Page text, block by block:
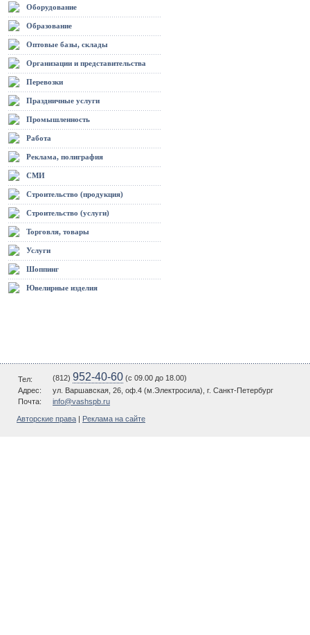
Оборудование
Образование
Оптовые базы, склады
Организации и представительства
Перевозки
Праздничные услуги
Промышленность
Работа
Реклама, полиграфия
СМИ
Строительство (продукция)
Строительство (услуги)
Торговля, товары
Услуги
Шоппинг
Ювелирные изделия
Тел: (812) 952-40-60 (c 09.00 до 18.00)
Адрес:
ул. Варшавская, 26, оф.4 (м.Электросила), г. Санкт-Петербург
Почта:
info@vashspb.ru
Авторские права Реклама на сайте